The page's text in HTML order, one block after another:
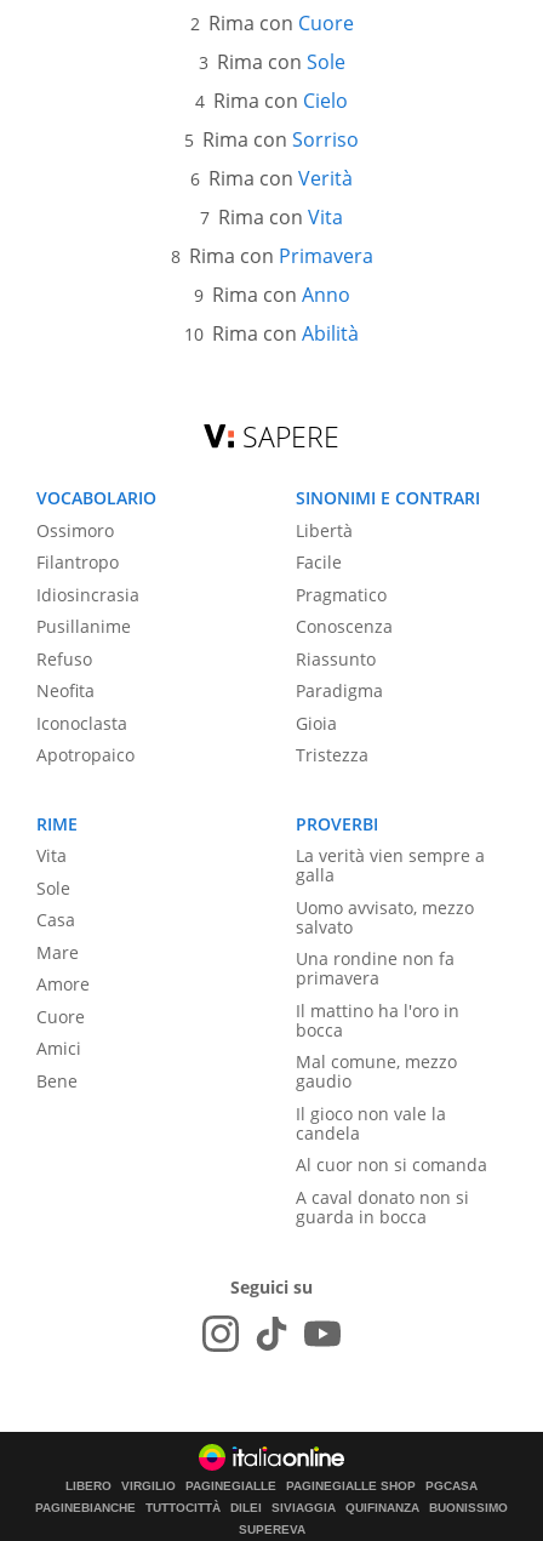
Rima con Cuore
Rima con Sole
Rima con Cielo
Rima con Sorriso
Rima con Verità
Rima con Vita
Rima con Primavera
Rima con Anno
Rima con Abilità
SAPERE
VOCABOLARIO
Ossimoro
Filantropo
Idiosincrasia
Pusillanime
Refuso
Neofita
Iconoclasta
Apotropaico
SINONIMI E CONTRARI
Libertà
Facile
Pragmatico
Conoscenza
Riassunto
Paradigma
Gioia
Tristezza
RIME
Vita
Sole
Casa
Mare
Amore
Cuore
Amici
Bene
PROVERBI
La verità vien sempre a
galla
Uomo avvisato, mezzo
salvato
Una rondine non fa
primavera
Il mattino ha l'oro in
bocca
Mal comune, mezzo
gaudio
Il gioco non vale la
candela
Al cuor non si comanda
A caval donato non si
guarda in bocca
Seguici su
LIBERO VIRGILIO PAGINEGIALLE PAGINEGIALLE SHOP
PGCASA
PAGINEBIANCHE
TUTTOCITTÀ DILEI SIVIAGGIA QUIFINANZA
BUONISSIMO
SUPEREVA